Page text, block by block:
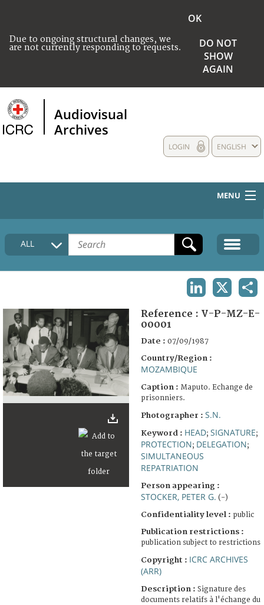
Due to ongoing structural changes, we
are not currently responding to requests.
OK
DO NOT
SHOW
AGAIN
Audiovisual
Archives
ENGLISH
LOGIN
MENU
HOME
COLLECTIONS DESCRIPTION
FAQ
ALL
Reference : V-P-MZ-E-
00001
Date : 07/09/1987
Country/Region :
MOZAMBIQUE
Caption : Maputo. Echange de
prisonniers.
Photographer : S.N.
Keyword : HEAD; SIGNATURE;
PROTECTION; DELEGATION;
SIMULTANEOUS
REPATRIATION
Person appearing :
STOCKER, PETER G. (-)
Confidentiality level : public
Publication restrictions :
publication subject to restrictions
Copyright : ICRC ARCHIVES
(ARR)
Description : Signature des
documents relatifs à l'échange du